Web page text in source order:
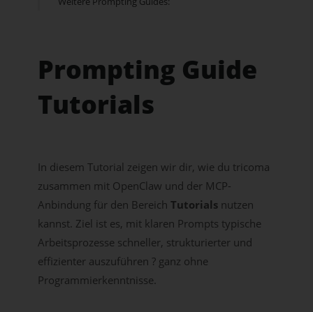
Prompting Guide
Tutorials
In diesem Tutorial zeigen wir dir, wie du tricoma
zusammen mit OpenClaw und der MCP-
Anbindung für den Bereich Tutorialsnutzen
kannst. Ziel ist es, mit klaren Prompts typische
Arbeitsprozesse schneller, strukturierter und
effizienter auszuführen ? ganz ohne
Programmierkenntnisse.